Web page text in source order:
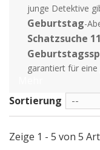
junge Detektive
Geburtstag-
Schatzsuche
garantiert für eine
Sortierung
--
Zeige 1 - 5 von 5